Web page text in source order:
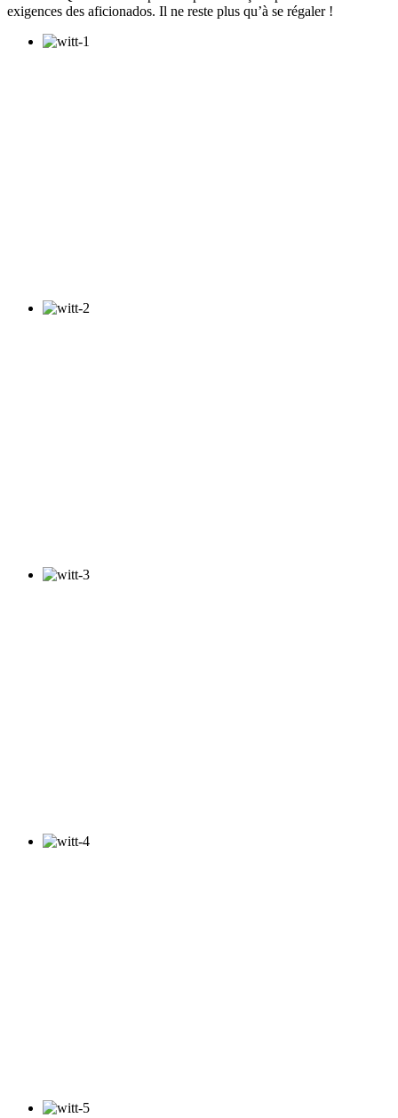
exigences des aficionados. Il ne reste plus qu’à se régaler !